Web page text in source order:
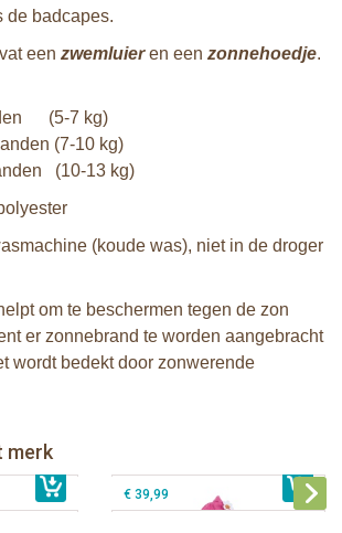
de badcapes.
een zwemluieren een zonnehoedje.
(5-7 kg)
(7-10 kg)
(10-13 kg)
(koude was), niet in de droger
om te beschermen tegen de zon
er zonnebrand te worden aangebracht
wordt bedekt door zonwerende
merk
- Puddles
€ 39,99